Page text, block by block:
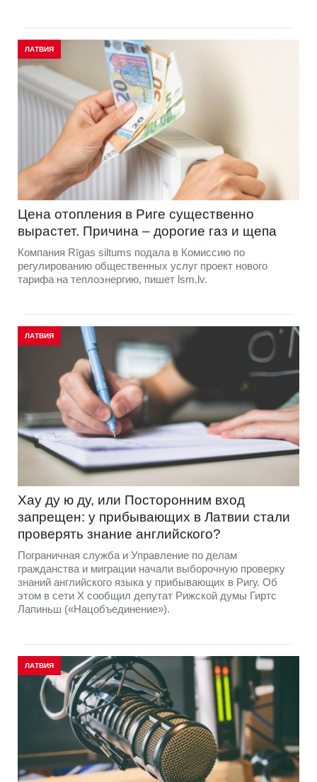
ЛАТВИЯ
Цена отопления в Риге существенно
вырастет. Причина – дорогие газ и щепа
Компания Rīgas siltums подала в Комиссию по
регулированию общественных услуг проект нового
тарифа на теплоэнергию, пишет lsm.lv.
ЛАТВИЯ
Хау ду ю ду, или Посторонним вход
запрещен: у прибывающих в Латвии стали
проверять знание английского?
Пограничная служба и Управление по делам
гражданства и миграции начали выборочную проверку
знаний английского языка у прибывающих в Ригу. Об
этом в сети Х сообщил депутат Рижской думы Гиртс
Лапиньш («Нацобъединение»).
ЛАТВИЯ